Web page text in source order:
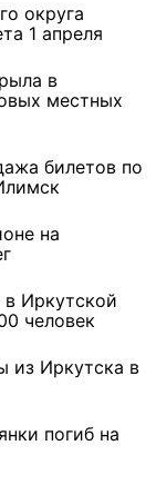
округа
1 апреля
в
местных
билетов по
на
Иркутской
человек
из Иркутска в
погиб на